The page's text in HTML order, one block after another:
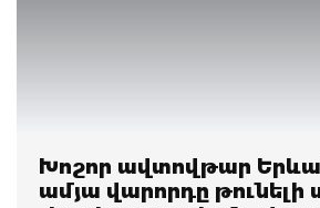
Խոշոր ավտովթար
ամյա վարորդը թունելի